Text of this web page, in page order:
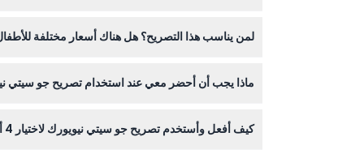
لمن يناسب هذا التصريح؟ هل هناك أسعار مختلفة
الأطفال من عمر 0 إلى 2 سنة، لذلك تحقق مسبقًا.
ماذا يجب أن أحضر معي عند استخدام تصريح جو سيتي نيويورك
كيف أفعل وأستخدم تصريح جو سيتي نيويورك لاختيار 4 أماكن؟